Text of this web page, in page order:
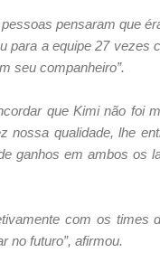
pensaram que
para a equipe 27 vezes
seu companheiro”.
que Kimi não foi
qualidade, lhe
ganhos em ambos os
com os times
no futuro”, afirmou.